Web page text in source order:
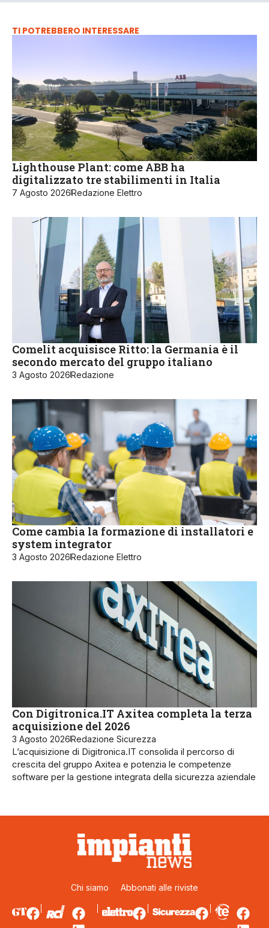
TI POTREBBERO INTERESSARE
Lighthouse Plant: come ABB ha
digitalizzato tre stabilimenti in Italia
7 Agosto 2026Redazione Elettro
Comelit acquisisce Ritto: la Germania è il
secondo mercato del gruppo italiano
3 Agosto 2026Redazione
Come cambia la formazione di installatori e
system integrator
3 Agosto 2026Redazione Elettro
Con Digitronica.IT Axitea completa la terza
acquisizione del 2026
3 Agosto 2026Redazione Sicurezza
L’acquisizione di Digitronica.IT consolida il percorso di
crescita del gruppo Axitea e potenzia le competenze
software per la gestione integrata della sicurezza aziendale
Chi siamo Abbonati alle riviste